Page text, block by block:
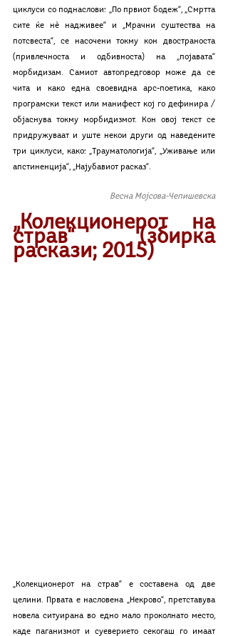
циклуси со поднаслови: „По првиот бодеж“, „Смртта
сите ќе нѐ надживее“ и „Мрачни суштества на
потсвеста“, се насочени токму кон двостраноста
(привлечноста и одбивноста) на „појавата“
морбидизам. Самиот автопредговор може да се
чита и како една своевидна арс-поетика, како
програмски текст или манифест кој го дефинира /
објаснува токму морбидизмот. Кон овој текст се
придружуваат и уште некои други од наведените
три циклуси, како: „Трауматологија“, „Уживање или
апстиненција“, „Најубавиот расказ“.
Весна Мојсова-Чепишевска
„Колекционерот на
страв“ (збирка
раскази; 2015)
„Колекционерот на страв“ е составена од две
целини. Првата е насловена „Некрово“, претставува
новела ситуирана во едно мало проколнато место,
каде паганизмот и суеверието секогаш го имаат